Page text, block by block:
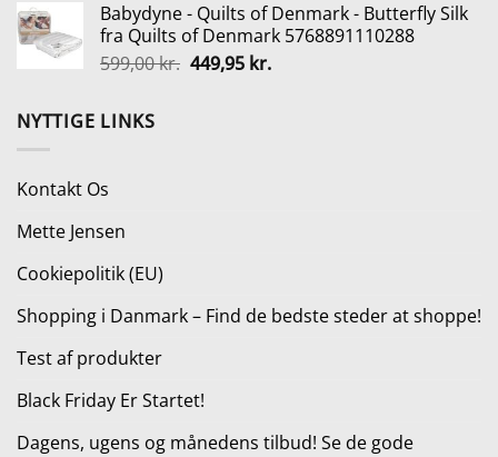
pris
var:
320,00 kr..
pris
er:
219,95 kr..
Babydyne - Quilts of Denmark - Butterfly Silk
fra Quilts of Denmark 5768891110288
599,00kr. Den
449,95 kr.Den
NYTTIGE LINKS
Kontakt Os
Mette Jensen
Cookiepolitik (EU)
Shopping i Danmark – Find de bedste steder at shoppe!
Test af produkter
Black Friday Er Startet!
Dagens, ugens og månedens tilbud! Se de gode